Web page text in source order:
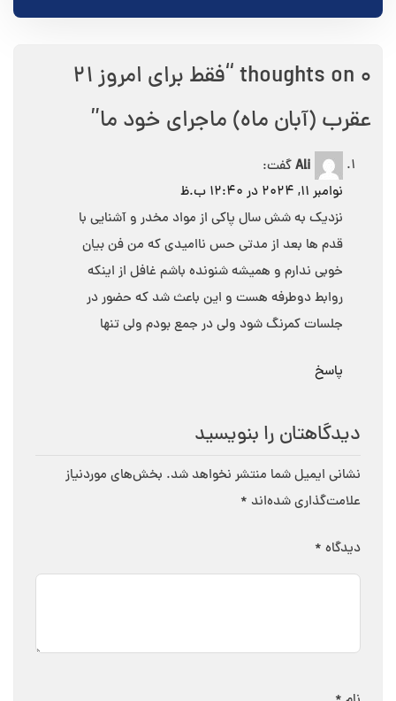
0 thoughts on “
فقط برای امروز ۲۱
عقرب (آبان ماه) ماجرای خود ما”
Aliگفت:
نوامبر 11, 2024 در 12:40 ب.ظ
نزدیک به شش سال پاکی از مواد مخدر و آشنایی با
قدم ها بعد از مدتی حس ناامیدی که من فن بیان
خوبی ندارم و همیشه شنونده باشم غافل از اینکه
روابط دوطرفه هست و این باعث شد که حضور در
جلسات کمرنگ شود ولی در جمع بودم ولی تنها
پاسخ
دیدگاهتان را بنویسید
نشانی ایمیل شما منتشر نخواهد شد. بخش‌های موردنیاز
علامت‌گذاری شده‌اند *
دیدگاه *